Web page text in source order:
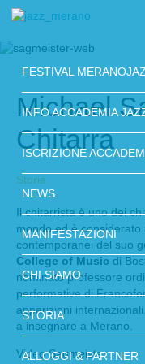
Michael
Chitarra
Storia
Il chitarrista è uno dei
mondo ed è
contemporanei del suo
College of Music di
nominato professore
performative di
apparizioni
a insegnare a Merano.
Video Sagmeister
FESTIVAL
INFO ACCADEMIA
ISCRIZIONE
NEWS
MANIFESTAZIONI
CHI SIAMO
STORIA
ALLOGGI & PARTNER